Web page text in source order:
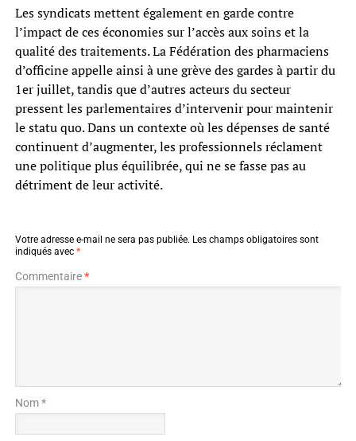
Les syndicats mettent également en garde contre
l’impact de ces économies sur l’accès aux soins et la
qualité des traitements. La Fédération des pharmaciens
d’officine appelle ainsi à une grève des gardes à partir du
1er juillet, tandis que d’autres acteurs du secteur
pressent les parlementaires d’intervenir pour maintenir
le statu quo. Dans un contexte où les dépenses de santé
continuent d’augmenter, les professionnels réclament
une politique plus équilibrée, qui ne se fasse pas au
détriment de leur activité.
Votre adresse e-mail ne sera pas publiée. Les champs obligatoires sont
indiqués avec *
Commentaire*
Nom *